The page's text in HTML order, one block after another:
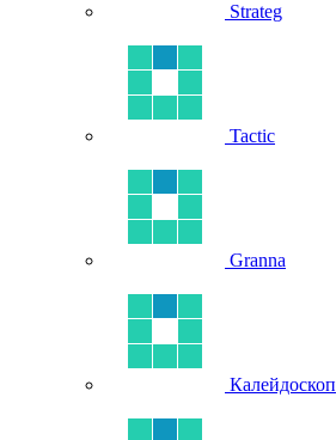
Strateg
Tactic
Granna
Калейдоскоп